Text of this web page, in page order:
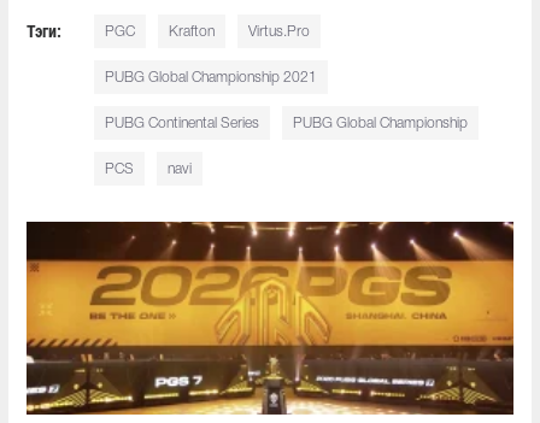
Тэги: PGC Krafton Virtus.Pro
PUBG Global Championship 2021
PUBG Continental Series PUBG Global Championship
PCS navi